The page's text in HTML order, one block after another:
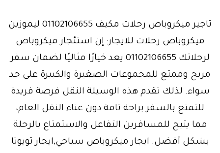
تاجير ميكروباص رحلات مكيف 01102106655 ليموزين
ميكروباص رحلات للايجار: إن استئجار ميكروباص
لرحلاتك 01102106655 يعد خيارًا مثاليًا لضمان سفر
مريح وممتع للمجموعات الصغيرة والكبيرة على حد
سواء. لذلك تقدم هذه الوسيلة النقل فرصة فريدة
للتمتع بالسفر براحة تامة دون عناء النقل العام،
مما يتيح للمسافرين التفاعل والاستمتاع بالرحلة
بشكل أفضل. ايجار ميكروباص سياحي,ايجار تويوتا